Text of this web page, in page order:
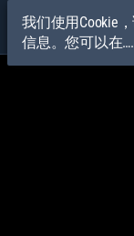
我们使用Cookie
信息。您可以在